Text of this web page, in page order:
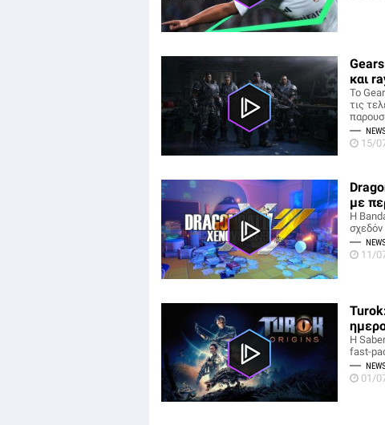
και
Το
τις
15/
με
Η
11/
Η
fast-
01/